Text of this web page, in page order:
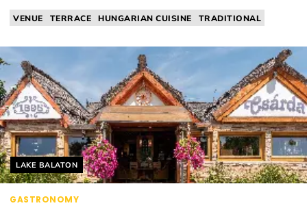
VENUE TERRACE HUNGARIAN CUISINE
TRADITIONAL
Helyszín címkék:
LAKE BALATON
GASTRONOMY